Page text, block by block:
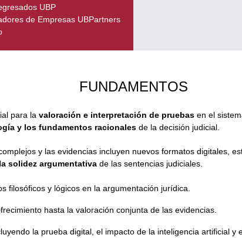
UBP
de Empresas UBPartners
FUNDAMENTOS
para la valoración e interpretación de pruebas en el
y los fundamentos racionales de la decisión judicial.
y las evidencias incluyen nuevos formatos digitales,
solidez argumentativa de las sentencias judiciales.
filosóficos y lógicos en la argumentación jurídica.
hasta la valoración conjunta de las evidencias.
la prueba digital, el impacto de la inteligencia artificial